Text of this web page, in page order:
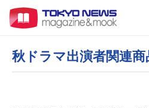
秋ドラマ出演者関連商